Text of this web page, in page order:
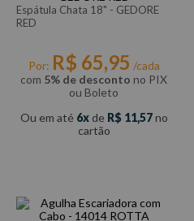
Espátula Chata 18" - GEDORE
RED
Por: R$ 65,95 /cada
com 5% de desconto no PIX
ou Boleto
Ou em até 6 de R$ 11,57no
cartão